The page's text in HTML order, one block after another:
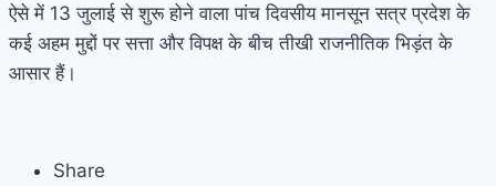
ऐसे में 13 जुलाई से शुरू होने वाला पांच दिवसीय मानसून सत्र प्रदेश के
कई अहम मुद्दों पर सत्ता और विपक्ष के बीच तीखी राजनीतिक भिड़ंत के
आसार हैं।
Share